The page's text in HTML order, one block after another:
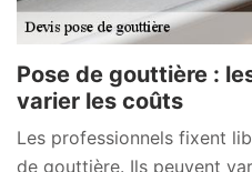
Pose de gouttière :
varier les coûts
Les professionnels fixent
de gouttière. Ils peuvent